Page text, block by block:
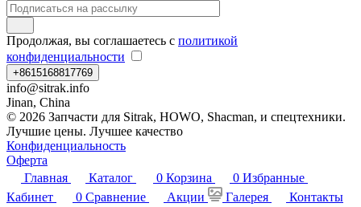
Продолжая, вы соглашаетесь с политикой
конфиденциальности
+8615168817769
info@sitrak.info
Jinan, China
© 2026 Запчасти для Sitrak, HOWO, Shacman, и спецтехники.
Лучшие цены. Лучшее качество
Конфиденциальность
Оферта
Главная
Каталог 0 Корзина 0 Избранные
Кабинет
0 Сравнение Акции Галерея Контакты